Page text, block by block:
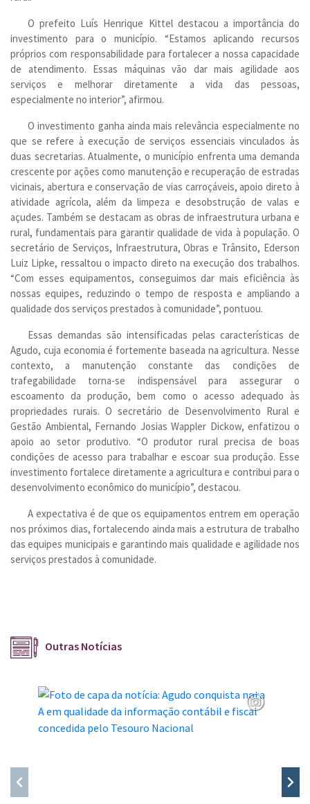
O prefeito Luís Henrique Kittel destacou a importância do
investimento para o município. “Estamos aplicando recursos
próprios com responsabilidade para fortalecer a nossa capacidade
de atendimento. Essas máquinas vão dar mais agilidade aos
serviços e melhorar diretamente a vida das pessoas,
especialmente no interior”, afirmou.
O investimento ganha ainda mais relevância especialmente no
que se refere à execução de serviços essenciais vinculados às
duas secretarias. Atualmente, o município enfrenta uma demanda
crescente por ações como manutenção e recuperação de estradas
vicinais, abertura e conservação de vias carroçáveis, apoio direto à
atividade agrícola, além da limpeza e desobstrução de valas e
açudes. Também se destacam as obras de infraestrutura urbana e
rural, fundamentais para garantir qualidade de vida à população. O
secretário de Serviços, Infraestrutura, Obras e Trânsito, Ederson
Luiz Lipke, ressaltou o impacto direto na execução dos trabalhos.
“Com esses equipamentos, conseguimos dar mais eficiência às
nossas equipes, reduzindo o tempo de resposta e ampliando a
qualidade dos serviços prestados à comunidade”, pontuou.
Essas demandas são intensificadas pelas características de
Agudo, cuja economia é fortemente baseada na agricultura. Nesse
contexto, a manutenção constante das condições de
trafegabilidade torna-se indispensável para assegurar o
escoamento da produção, bem como o acesso adequado às
propriedades rurais. O secretário de Desenvolvimento Rural e
Gestão Ambiental, Fernando Josias Wappler Dickow, enfatizou o
apoio ao setor produtivo. “O produtor rural precisa de boas
condições de acesso para trabalhar e escoar sua produção. Esse
investimento fortalece diretamente a agricultura e contribui para o
desenvolvimento econômico do município”, destacou.
A expectativa é de que os equipamentos entrem em operação
nos próximos dias, fortalecendo ainda mais a estrutura de trabalho
das equipes municipais e garantindo mais qualidade e agilidade nos
serviços prestados à comunidade.
Outras Notícias